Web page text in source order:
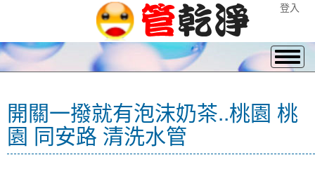
登入
開關一撥就有泡沫奶茶..桃園 桃
園 同安路 清洗水管